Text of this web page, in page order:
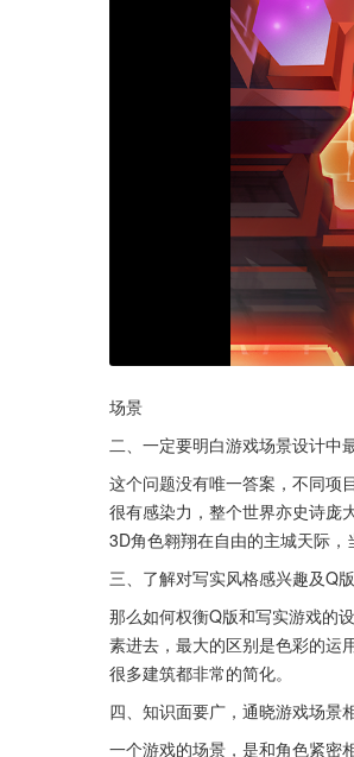
场景
二、一定要明白游戏场景设计中
这个问题没有唯一答案，不同项
很有感染力，整个世界亦史诗庞
3D角色翱翔在自由的主城天际，
三、了解对写实风格感兴趣及Q
那么如何权衡Q版和写实游戏的
素进去，最大的区别是色彩的运
很多建筑都非常的简化。
四、知识面要广，通晓游戏场景
一个游戏的场景，是和角色紧密